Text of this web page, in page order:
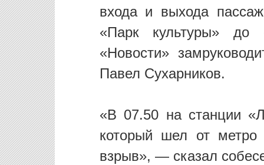
входа и выхода
«Парк культуры» до
«Новости»
Павел Сухарников.
«В 07.50 на станции
который шел от метро
взрыв», — сказал